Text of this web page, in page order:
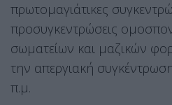
πρωτομαγιάτικες
προσυγκεντρώσεις
σωματείων και μαζικών
την απεργιακή
π.μ.